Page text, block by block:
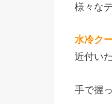
様々な
水冷ク
近付い
手で握